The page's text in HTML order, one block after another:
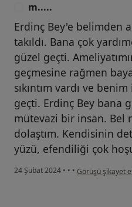
m.....
Erdinç Bey'e belimden
takıldı. Bana çok
güzel geçti.
geçmesine rağmen
sıkıntım vardı ve
geçti. Erdinç Bey bana
mütevazi bir insan. Bel
dolaştım. Kendisinin
yüzü, efendiliği çok
24 Şubat 2024 • • • kullanıcının
Görüşü şikayet